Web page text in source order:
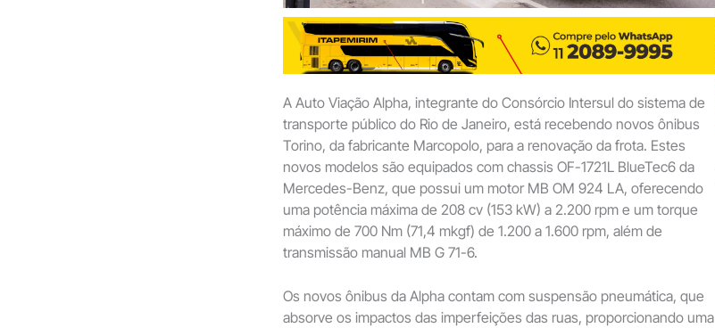
A Auto Viação Alpha, integrante do Consórcio Intersul do sistema de
transporte público do Rio de Janeiro, está recebendo novos ônibus
Torino, da fabricante Marcopolo, para a renovação da frota. Estes
novos modelos são equipados com chassis OF-1721L BlueTec6 da
Mercedes-Benz, que possui um motor MB OM 924 LA, oferecendo
uma potência máxima de 208 cv (153 kW) a 2.200 rpm e um torque
máximo de 700 Nm (71,4 mkgf) de 1.200 a 1.600 rpm, além de
transmissão manual MB G 71-6.
Os novos ônibus da Alpha contam com suspensão pneumática, que
absorve os impactos das imperfeições das ruas, proporcionando uma